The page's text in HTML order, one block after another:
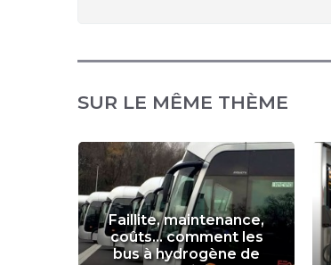
SUR LE MÊME THÈME
Faillite, maintenance,
coûts... comment les
bus à hydrogène de